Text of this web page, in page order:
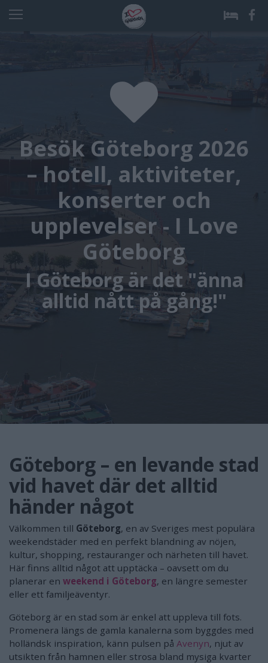
Besök Göteborg 2026
– hotell, aktiviteter,
konserter och
upplevelser - I Love
Göteborg
I Göteborg är det "änna
alltid nått på gång!"
Göteborg – en levande stad
vid havet där det alltid
händer något
Välkommen till Göteborg, en av Sveriges mest populära
weekendstäder med en perfekt blandning av nöjen,
kultur, shopping, restauranger och närheten till havet.
Här finns alltid något att upptäcka – oavsett om du
planerar en weekend i Göteborg, en längre semester
eller ett familjeäventyr.
Göteborg är en stad som är enkel att uppleva till fots.
Promenera längs de gamla kanalerna som byggdes med
holländsk inspiration, känn pulsen på Avenyn, njut av
utsikten från hamnen eller strosa bland mysiga kvarter